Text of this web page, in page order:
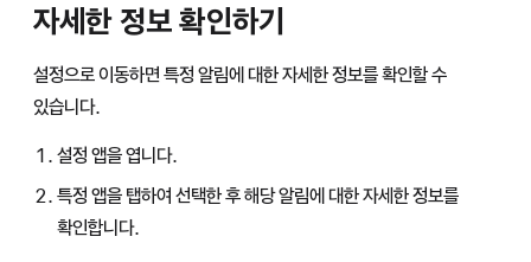
자세한 정보 확인하기
설정으로 이동하면 특정 알림에 대한 자세한 정보를 확인할 수
있습니다.
설정 앱을 엽니다.
특정 앱을 탭하여 선택한 후 해당 알림에 대한 자세한 정보를
확인합니다.